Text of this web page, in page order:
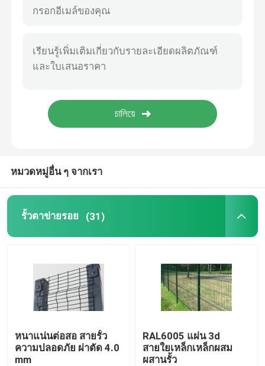
Hexmesh วัสดุทนไฟ
ตะแกรงเหล็กเส้น
รั้วเหล็กดัด
หมวดหมู่อื่น ๆ จากเรา
รั้วตาข่ายรอย (31)
หนาแน่นต่อสอ สายรั้ว
ความปลอดภัย ผ่าตัด 4.0
mm
RAL6005 แผ่น 3d
สายใยเหล็กเหล็กผสม
ผสานรั้ว